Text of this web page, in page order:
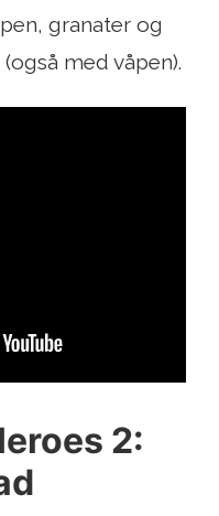
granater og
med våpen).
2: